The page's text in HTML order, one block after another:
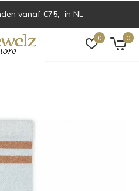
0 0
vanaf €75,- in NL